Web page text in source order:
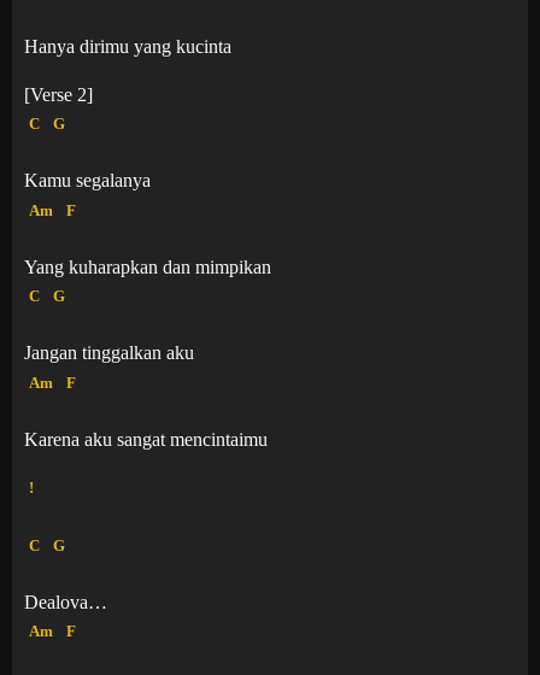
Hanya dirimu yang kucinta
[Verse 2]
C G
Kamu segalanya
Am F
Yang kuharapkan dan mimpikan
C G
Jangan tinggalkan aku
Am F
Karena aku sangat mencintaimu
!
C G
Dealova…
Am F